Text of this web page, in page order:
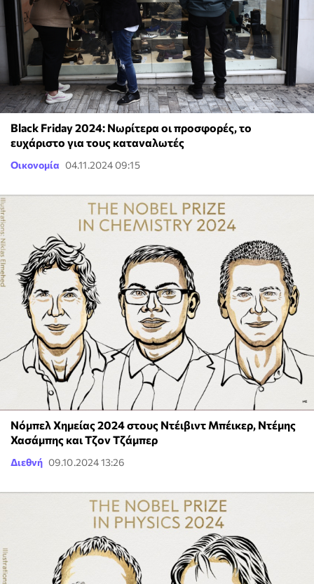
Black Friday 2024: Νωρίτερα οι προσφορές, το
ευχάριστο για τους καταναλωτές
Οικονομία 04.11.2024 09:15
Νόμπελ Χημείας 2024 στους Ντέιβιντ Μπέικερ, Ντέμης
Χασάμπης και Τζον Τζάμπερ
Διεθνή 09.10.2024 13:26